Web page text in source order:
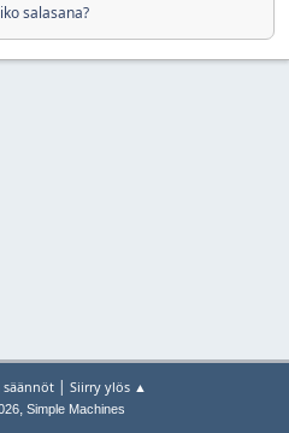
salasana?
säännöt | Siirry ylös ▲
, Simple Machines